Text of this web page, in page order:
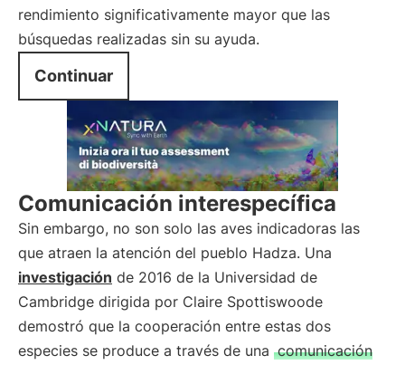
rendimiento significativamente mayor que las
búsquedas realizadas sin su ayuda.
Continuar
Comunicación interespecífica
Sin embargo, no son solo las aves indicadoras las
que atraen la atención del pueblo Hadza. Una
investigación de 2016 de la Universidad de
Cambridge dirigida por Claire Spottiswoode
demostró que la cooperación entre estas dos
especies se produce a través de una comunicación